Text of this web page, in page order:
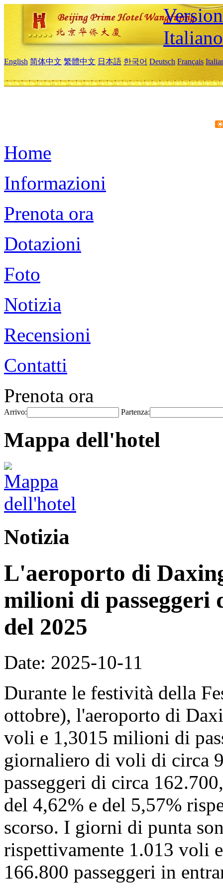
Italiano
English 简体中文 繁體中文 日本語 한국어 Deutsch Français
Home
Informazioni
Prenota ora
Dotazioni
Foto
Notizia
Recensioni
Contatti
Prenota ora
Arrivo: Partenza:
Mappa dell'hotel
Notizia
L'aeroporto di
milioni di passeggeri
del 2025
Date: 2025-10-11
Durante le festività della
ottobre), l'aeroporto di
voli e 1,3015 milioni di
giornaliero di voli di circa
passeggeri di circa
del 4,62% e del 5,57%
scorso. I giorni di punta
rispettivamente 1.013 voli
166.800 passeggeri in